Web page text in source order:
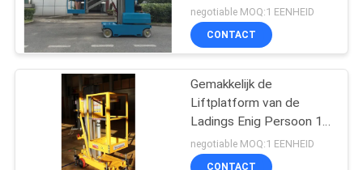
Deurgebruik de
Gemotoriseerde Enige,
Boomlift
negotiable MOQ:1 EENHEID
CONTACT
Gemakkelijk de
Liftplatform van de
Ladings Enig Persoon 10
Meter het Werk Hoogte
voor Plafond
negotiable MOQ:1 EENHEID
CONTACT